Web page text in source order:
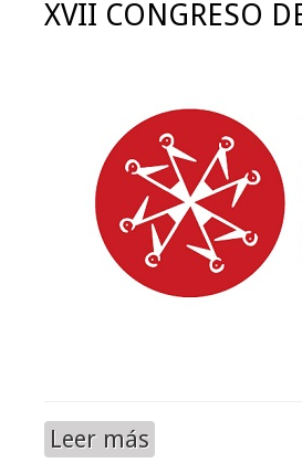
XVII CONGRESO
Leer más